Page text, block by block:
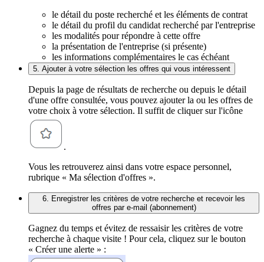
le détail du poste recherché et les éléments de contrat
le détail du profil du candidat recherché par l'entreprise
les modalités pour répondre à cette offre
la présentation de l'entreprise (si présente)
les informations complémentaires le cas échéant
5. Ajouter à votre sélection les offres qui vous intéressent
Depuis la page de résultats de recherche ou depuis le détail
d'une offre consultée, vous pouvez ajouter la ou les offres de
votre choix à votre sélection. Il suffit de cliquer sur l'icône
.
Vous les retrouverez ainsi dans votre espace personnel,
rubrique « Ma sélection d'offres ».
6. Enregistrer les critères de votre recherche et recevoir les
offres par e-mail (abonnement)
Gagnez du temps et évitez de ressaisir les critères de votre
recherche à chaque visite ! Pour cela, cliquez sur le bouton
« Créer une alerte » :